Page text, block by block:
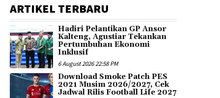
ARTIKEL TERBARU
Hadiri Pelantikan GP Ansor
Kalteng, Agustiar Tekankan
Pertumbuhan Ekonomi
Inklusif
6 August 2026 22:58 PM
Download Smoke Patch PES
2021 Musim 2026/2027, Cek
Jadwal Rilis Football Life 2027